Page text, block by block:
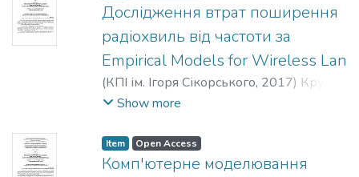
Дослідження втрат поширення
радіохвиль від частоти за
Empirical Models for Wireless Lan
(КПІ ім. Ігоря Сікорського, 2017) Круц,
А. А.Show more
Item Open Access
Комп'ютерне моделювання